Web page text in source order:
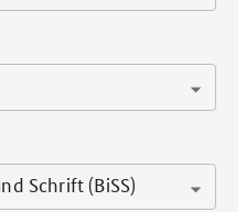
Schrift (BiSS)